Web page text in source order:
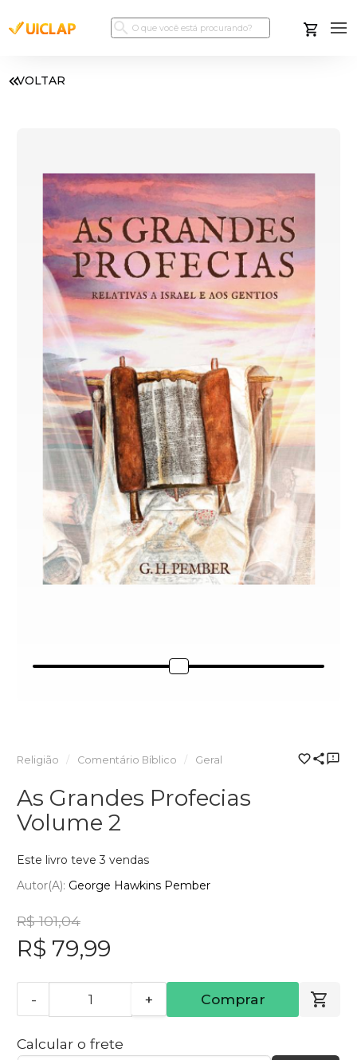
VOLTAR
Religião Comentário Bíblico Geral
As Grandes Profecias
Volume 2
Este livro teve 3 vendas
Autor(a): George Hawkins Pember
R$ 101,04
R$ 79,99
- + Comprar
Calcular o frete